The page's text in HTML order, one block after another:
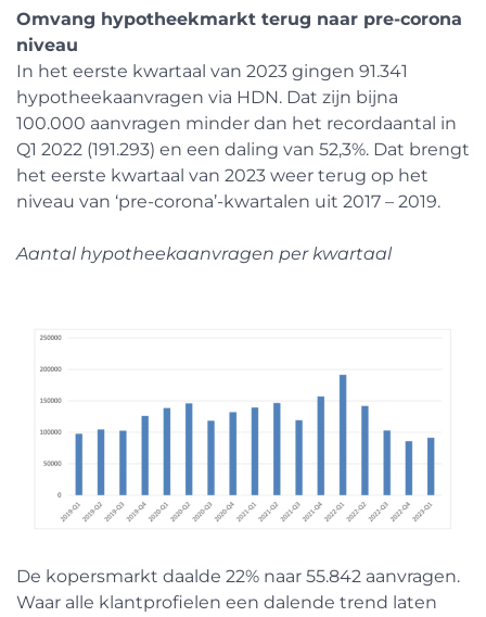
Omvang hypotheekmarkt terug naar pre-corona
niveau
In het eerste kwartaal van 2023 gingen 91.341
hypotheekaanvragen via HDN. Dat zijn bijna
100.000 aanvragen minder dan het recordaantal in
Q1 2022 (191.293) en een daling van 52,3%. Dat brengt
het eerste kwartaal van 2023 weer terug op het
niveau van ‘pre-corona’-kwartalen uit 2017 – 2019.
Aantal hypotheekaanvragen per kwartaal
De kopersmarkt daalde 22% naar 55.842 aanvragen.
Waar alle klantprofielen een dalende trend laten